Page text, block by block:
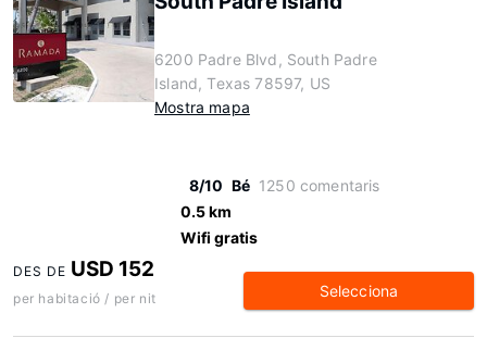
6200 Padre Blvd, South Padre
Island, Texas 78597, US
Mostra mapa
8/10 Bé 1250 comentaris
0.5 km
Wifi gratis
DES DE USD 152
per habitació / per nit Selecciona